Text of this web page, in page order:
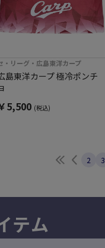
・リーグ・広島東洋カープ
島東洋カープ 極冷ポンチ
5,500 (税込)
最初へ前へ
2 3
テム